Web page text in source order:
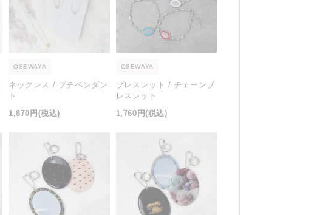
OSEWAYA
ネックレス / プチペンダン
ト
1,870円(税込)
OSEWAYA
ブレスレット / チェーンブ
レスレット
1,760円(税込)